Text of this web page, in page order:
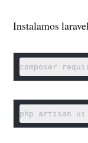
Instalamos
composer
php artisan ui